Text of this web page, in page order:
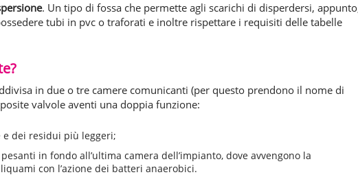
. Un tipo di fossa che permette agli scarichi di disperdersi,
tubi in pvc o traforati e inoltre rispettare i requisiti delle tabelle
in due o tre camere comunicanti (per questo prendono il nome di
valvole aventi una doppia funzione:
dei residui più leggeri;
in fondo all’ultima camera dell’impianto, dove avvengono la
con l’azione dei batteri anaerobici.